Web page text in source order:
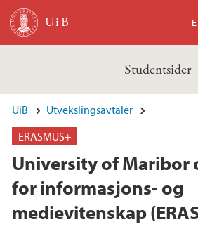
Hopp til hovedinnhold
Studentsider
UiB
Utvekslingsavtaler
ERASMUS+
University of
for informasjons- og
medievitenskap